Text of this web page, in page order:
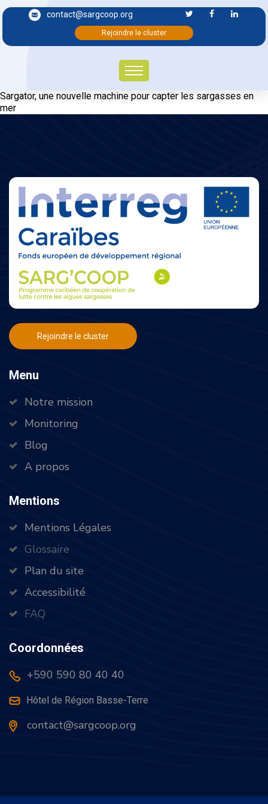
contact@sargcoop.org
Rejoindre le cluster
Sargator, une nouvelle machine pour capter les sargasses en
mer
Rejoindre le cluster
Menu
Notre mission
Monitoring
Blog
A propos
Mentions
Mentions Légales
Glossaire
Plan du site
Accessibilité
FAQ
Coordonnées
+590 590 80 40 40
Hôtel de Région Basse-Terre
contact@sargcoop.org